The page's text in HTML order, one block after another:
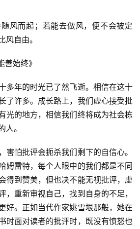
风而起；若能去做风，便不会被定
风自由。
始终》
多年的时光已了然飞逝。相信在这十
了许多。成长路上，我们虚心接受批
光的地方，相信我们终将成为社会栋
人。
害怕批评会扼杀我们剩下的自信心。
姆雷特，每个人眼中的我们都是不同
得到赞美，但也决不能无视批评，虚
，重新审视自己，找到自身的不足，
好。正如当代作家姚雪垠那般，她在
时面对读者的批评时，既没有愤怒也